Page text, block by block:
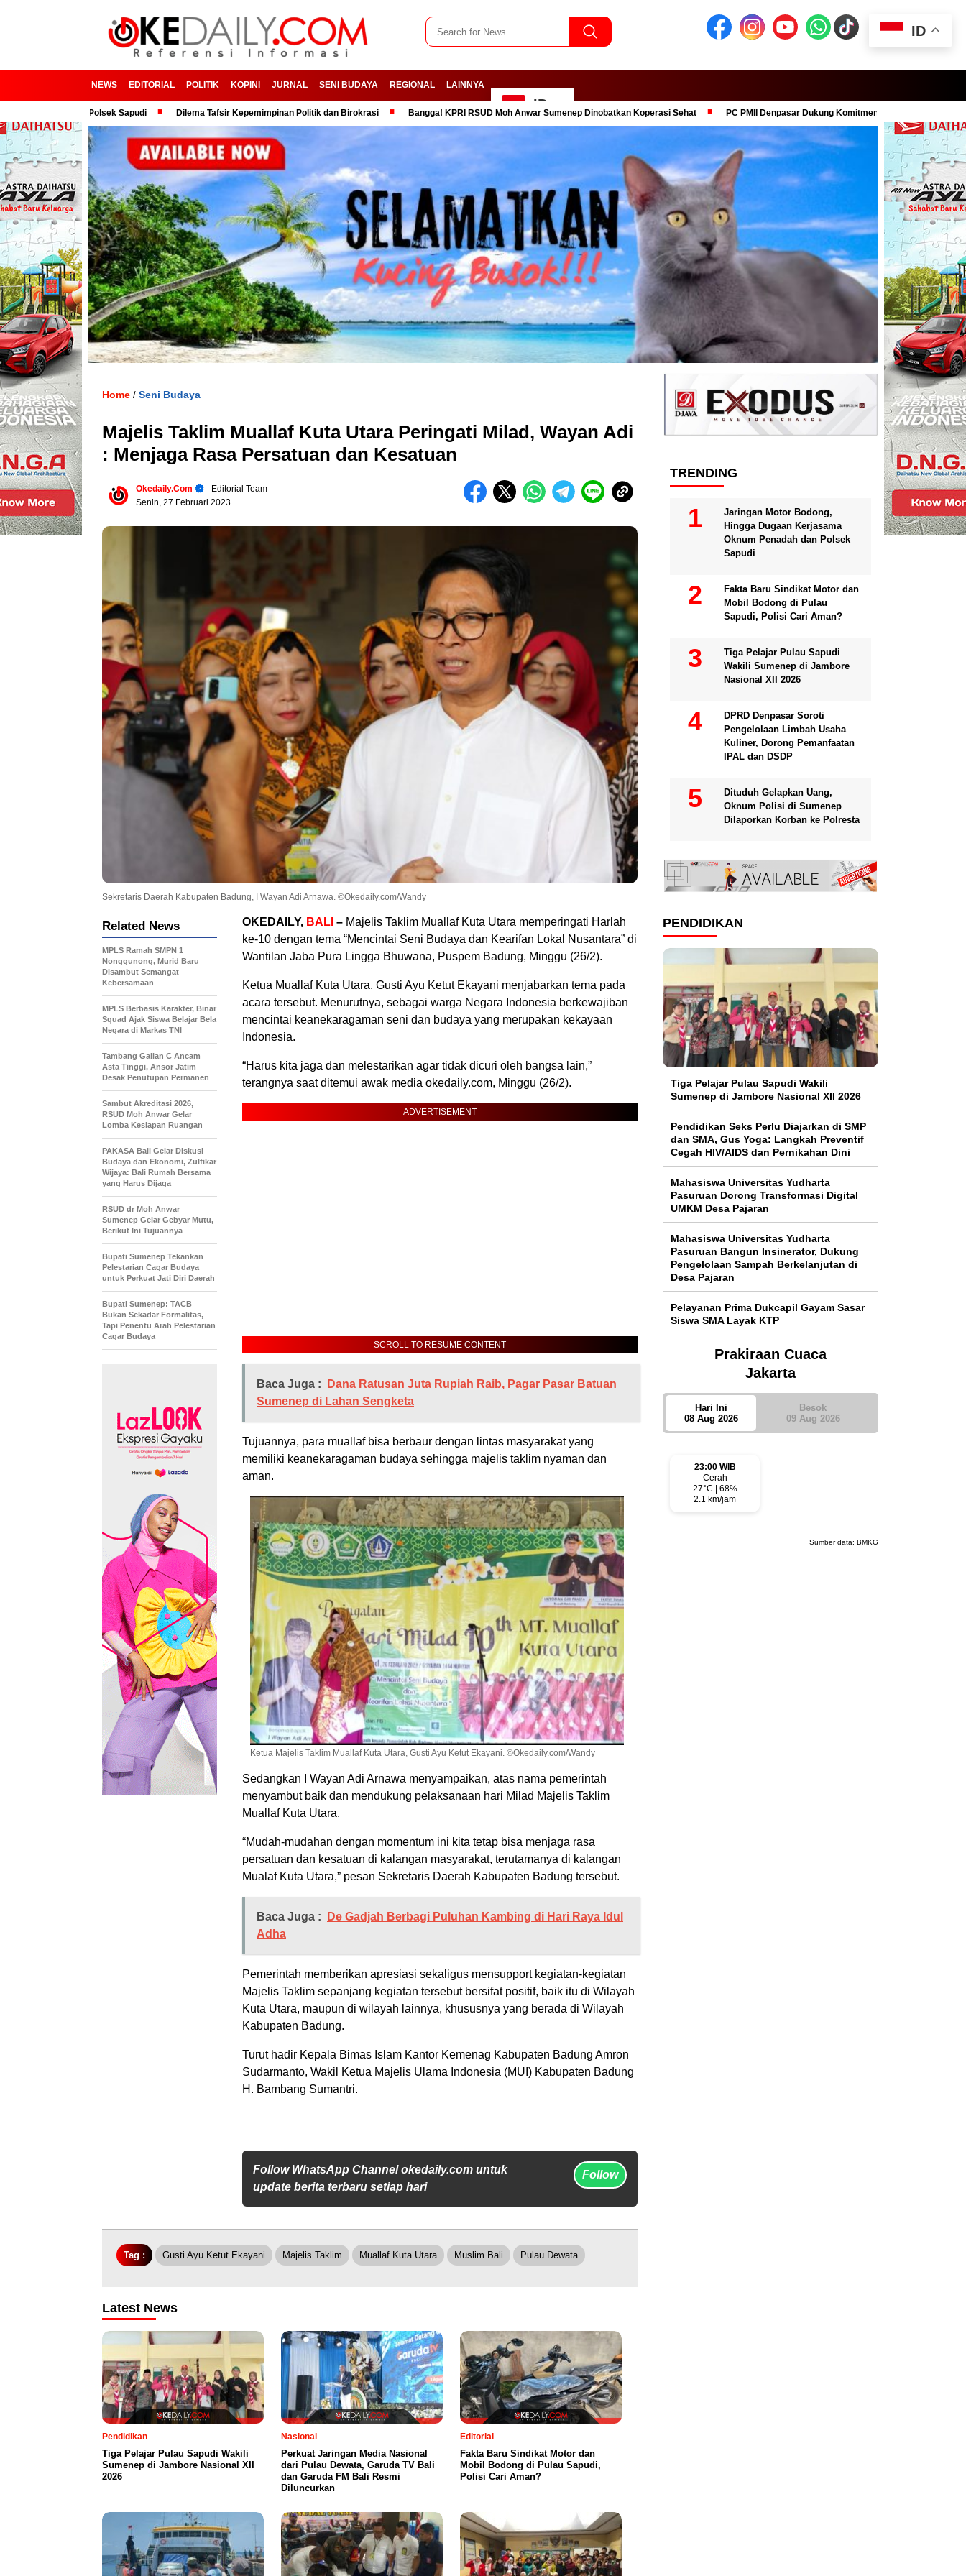
NEWS EDITORIAL POLITIK KOPINI JURNAL SENI BUDAYA REGIONAL LAINNYA
ID
dan Polsek Sapudi Dilema Tafsir Kepemimpinan Politik dan Birokrasi Bangga! KPRI RSUD Moh Anwar Sumenep Dinobatkan Koperasi Sehat PC PMII Denpasar Dukung Komitmen Presiden Prabowo dalam
Home / Seni Budaya
Majelis Taklim Muallaf Kuta Utara Peringati Milad, Wayan Adi
: Menjaga Rasa Persatuan dan Kesatuan
Okedaily.com
- Editorial Team
Senin, 27 Februari 2023
Sekretaris Daerah Kabupaten Badung, I Wayan Adi Arnawa. ©Okedaily.com/Wandy
OKEDAILY, BALI – Majelis Taklim Muallaf Kuta Utara memperingati Harlah
ke-10 dengan tema “Mencintai Seni Budaya dan Kearifan Lokal Nusantara” di
Wantilan Jaba Pura Lingga Bhuwana, Puspem Badung, Minggu (26/2).
Ketua Muallaf Kuta Utara, Gusti Ayu Ketut Ekayani menjabarkan tema pada
acara tersebut. Menurutnya, sebagai warga Negara Indonesia berkewajiban
mencintai keanekaragaman seni dan budaya yang merupakan kekayaan
Indonesia.
“Harus kita jaga dan melestarikan agar tidak dicuri oleh bangsa lain,”
terangnya saat ditemui awak media okedaily.com, Minggu (26/2).
ADVERTISEMENT
SCROLL TO RESUME CONTENT
Baca Juga :
Dana Ratusan Juta Rupiah Raib, Pagar Pasar Batuan
Sumenep di Lahan Sengketa
Tujuannya, para muallaf bisa berbaur dengan lintas masyarakat yang
memiliki keanekaragaman budaya sehingga majelis taklim nyaman dan
aman.
Ketua Majelis Taklim Muallaf Kuta Utara, Gusti Ayu Ketut Ekayani. ©Okedaily.com/Wandy
Sedangkan I Wayan Adi Arnawa menyampaikan, atas nama pemerintah
menyambut baik dan mendukung pelaksanaan hari Milad Majelis Taklim
Muallaf Kuta Utara.
“Mudah-mudahan dengan momentum ini kita tetap bisa menjaga rasa
persatuan dan kesatuan di kalangan masyarakat, terutamanya di kalangan
Mualaf Kuta Utara,” pesan Sekretaris Daerah Kabupaten Badung tersebut.
Baca Juga :
De Gadjah Berbagi Puluhan Kambing di Hari Raya Idul
Adha
Pemerintah memberikan apresiasi sekaligus mensupport kegiatan-kegiatan
Majelis Taklim sepanjang kegiatan tersebut bersifat positif, baik itu di Wilayah
Kuta Utara, maupun di wilayah lainnya, khususnya yang berada di Wilayah
Kabupaten Badung.
Turut hadir Kepala Bimas Islam Kantor Kemenag Kabupaten Badung Amron
Sudarmanto, Wakil Ketua Majelis Ulama Indonesia (MUI) Kabupaten Badung
H. Bambang Sumantri.
Follow WhatsApp Channel okedaily.com untuk
update berita terbaru setiap hari
Follow
Related News
MPLS Ramah SMPN 1
Nonggunong, Murid Baru
Disambut Semangat
Kebersamaan
MPLS Berbasis Karakter, Binar
Squad Ajak Siswa Belajar Bela
Negara di Markas TNI
Tambang Galian C Ancam
Asta Tinggi, Ansor Jatim
Desak Penutupan Permanen
Sambut Akreditasi 2026,
RSUD Moh Anwar Gelar
Lomba Kesiapan Ruangan
PAKASA Bali Gelar Diskusi
Budaya dan Ekonomi, Zulfikar
Wijaya: Bali Rumah Bersama
yang Harus Dijaga
RSUD dr Moh Anwar
Sumenep Gelar Gebyar Mutu,
Berikut Ini Tujuannya
Bupati Sumenep Tekankan
Pelestarian Cagar Budaya
untuk Perkuat Jati Diri Daerah
Bupati Sumenep: TACB
Bukan Sekadar Formalitas,
Tapi Penentu Arah Pelestarian
Cagar Budaya
Tag : Gusti Ayu Ketut Ekayani Majelis Taklim Muallaf Kuta Utara Muslim Bali Pulau Dewata
Latest News
Pendidikan
Tiga Pelajar Pulau Sapudi Wakili
Sumenep di Jambore Nasional XII
2026
Nasional
Perkuat Jaringan Media Nasional
dari Pulau Dewata, Garuda TV Bali
dan Garuda FM Bali Resmi
Diluncurkan
Editorial
Fakta Baru Sindikat Motor dan
Mobil Bodong di Pulau Sapudi,
Polisi Cari Aman?
TRENDING
Jaringan Motor Bodong,
Hingga Dugaan Kerjasama
Oknum Penadah dan Polsek
Sapudi
Fakta Baru Sindikat Motor dan
Mobil Bodong di Pulau
Sapudi, Polisi Cari Aman?
Tiga Pelajar Pulau Sapudi
Wakili Sumenep di Jambore
Nasional XII 2026
DPRD Denpasar Soroti
Pengelolaan Limbah Usaha
Kuliner, Dorong Pemanfaatan
IPAL dan DSDP
Dituduh Gelapkan Uang,
Oknum Polisi di Sumenep
Dilaporkan Korban ke Polresta
PENDIDIKAN
Tiga Pelajar Pulau Sapudi Wakili
Sumenep di Jambore Nasional XII 2026
Pendidikan Seks Perlu Diajarkan di SMP
dan SMA, Gus Yoga: Langkah Preventif
Cegah HIV/AIDS dan Pernikahan Dini
Mahasiswa Universitas Yudharta
Pasuruan Dorong Transformasi Digital
UMKM Desa Pajaran
Mahasiswa Universitas Yudharta
Pasuruan Bangun Insinerator, Dukung
Pengelolaan Sampah Berkelanjutan di
Desa Pajaran
Pelayanan Prima Dukcapil Gayam Sasar
Siswa SMA Layak KTP
Prakiraan Cuaca
Jakarta
Hari Ini
08 Aug 2026
Besok
09 Aug 2026
23:00 WIB
Cerah
27°C | 68%
2.1 km/jam
Sumber data: BMKG
ID